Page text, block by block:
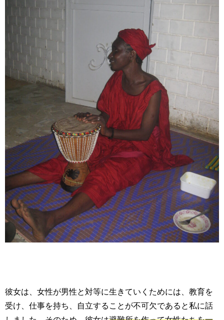
彼女は、女性が男性と対等に生きていくためには、教育を
受け、仕事を持ち、自立することが不可欠であると私に話